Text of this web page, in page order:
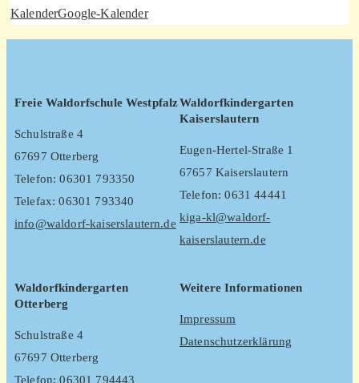
KalenderGoogle-Kalender
Freie Waldorfschule Westpfalz
Schulstraße 4
67697 Otterberg
Telefon: 06301 793350
Telefax: 06301 793340
info@waldorf-kaiserslautern.de
Waldorfkindergarten
Kaiserslautern
Eugen-Hertel-Straße 1
67657 Kaiserslautern
Telefon: 0631 44441
kiga-kl@waldorf-
kaiserslautern.de
Waldorfkindergarten
Otterberg
Schulstraße 4
67697 Otterberg
Telefon: 06301 794443
Weitere Informationen
Impressum
Datenschutzerklärung